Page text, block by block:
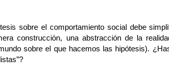
sobre el comportamiento social debe
construcción, una abstracción de la
sobre el que hacemos las hipótesis).